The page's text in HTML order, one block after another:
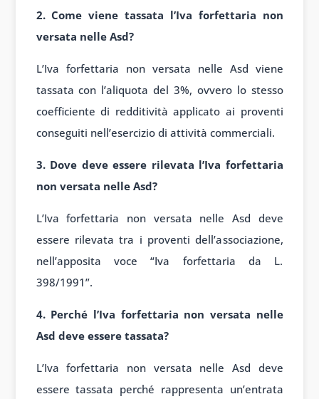
2. Come viene tassata l’Iva forfettaria non
versata nelle Asd?
L’Iva forfettaria non versata nelle Asd viene
tassata con l’aliquota del 3%, ovvero lo stesso
coefficiente di redditività applicato ai proventi
conseguiti nell’esercizio di attività commerciali.
3. Dove deve essere rilevata l’Iva forfettaria
non versata nelle Asd?
L’Iva forfettaria non versata nelle Asd deve
essere rilevata tra i proventi dell’associazione,
nell’apposita voce “Iva forfettaria da L.
398/1991”.
4. Perché l’Iva forfettaria non versata nelle
Asd deve essere tassata?
L’Iva forfettaria non versata nelle Asd deve
essere tassata perché rappresenta un’entrata